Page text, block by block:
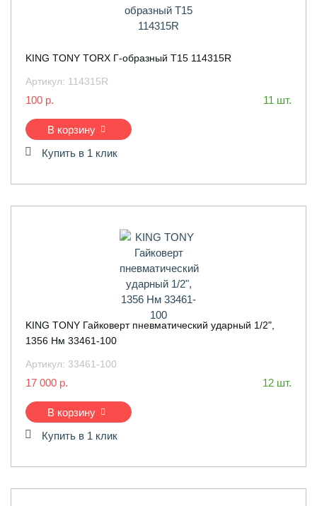
KING TONY TORX Г-образный T15 114315R
Артикул: 114315R
100 р. 11 шт.
В корзину
Купить в 1 клик
KING TONY Гайковерт пневматический ударный 1/2",
1356 Нм 33461-100
Артикул: 33461-100
17 000 р. 12 шт.
В корзину
Купить в 1 клик